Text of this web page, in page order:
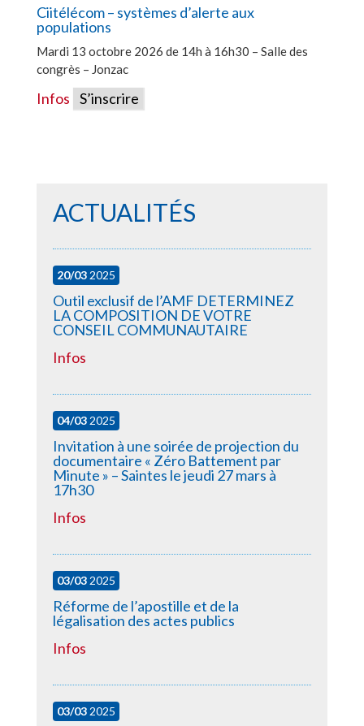
Ciitélécom – systèmes d’alerte aux
populations
Mardi 13 octobre 2026 de 14h à 16h30 – Salle des
congrès – Jonzac
Infos S’inscrire
ACTUALITÉS
20/032025
Outil exclusif de l’AMF DETERMINEZ
LA COMPOSITION DE VOTRE
CONSEIL COMMUNAUTAIRE
Infos
04/032025
Invitation à une soirée de projection du
documentaire « Zéro Battement par
Minute » – Saintes le jeudi 27 mars à
17h30
Infos
03/032025
Réforme de l’apostille et de la
légalisation des actes publics
Infos
03/032025